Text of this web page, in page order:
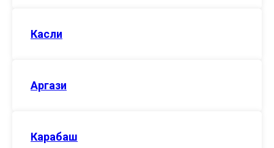
Касли
Аргази
Карабаш